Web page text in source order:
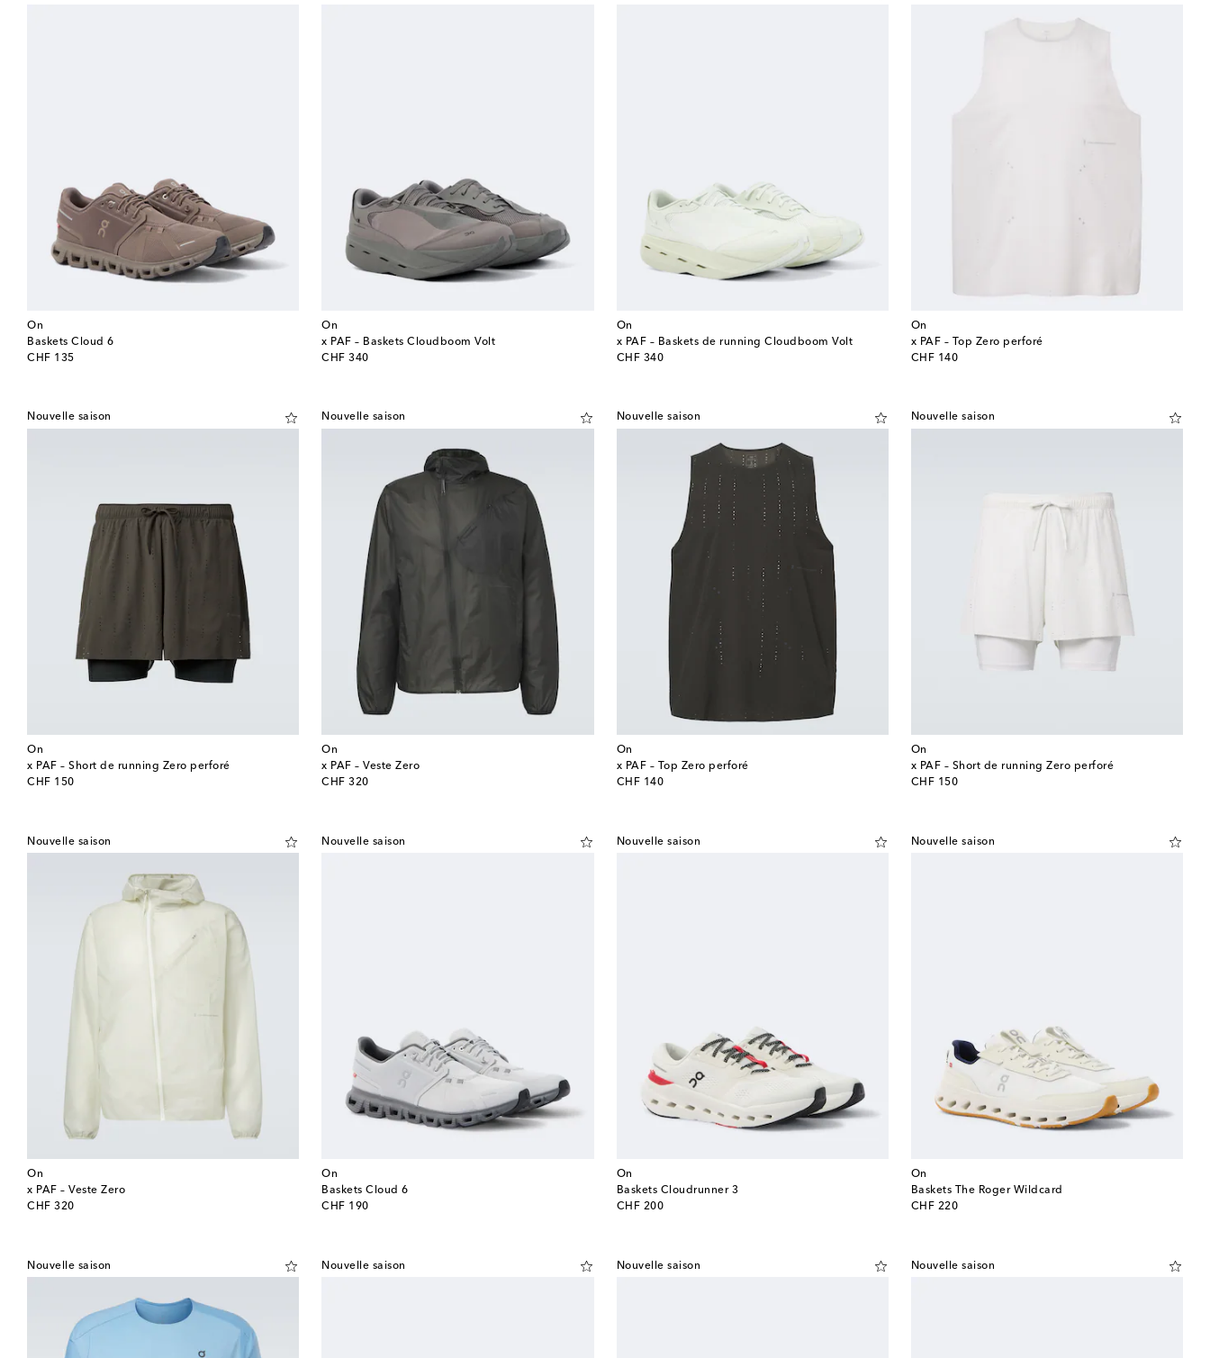
On
Baskets Cloud 6
CHF 135
original price
On
x PAF – Baskets Cloudboom Volt
CHF 340
original price
On
x PAF – Baskets de running Cloudboom Volt
CHF 340
original price
On
x PAF – Top Zero perforé
CHF 140
original price
Nouvelle saison
On
x PAF – Short de running Zero perforé
CHF 150
original price
Nouvelle saison
On
x PAF – Veste Zero
CHF 320
original price
Nouvelle saison
On
x PAF – Top Zero perforé
CHF 140
original price
Nouvelle saison
On
x PAF – Short de running Zero perforé
CHF 150
original price
Nouvelle saison
On
x PAF – Veste Zero
CHF 320
original price
Nouvelle saison
On
Baskets Cloud 6
CHF 190
original price
Nouvelle saison
On
Baskets Cloudrunner 3
CHF 200
original price
Nouvelle saison
On
Baskets The Roger Wildcard
CHF 220
original price
Nouvelle saison Nouvelle saison Nouvelle saison Nouvelle saison